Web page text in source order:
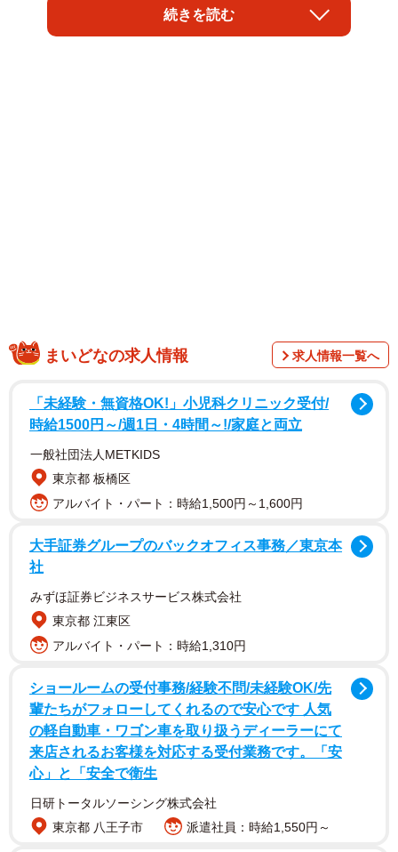
質な事件が起こりました。防犯カメラの映像で犯行現場、
車両、容姿も確認できました。」
「スタッフから『なぜこんな所にテープが貼ってあるんで
しょう？』と報告を受け、監視カメラを確認して犯人を特
定しました。具体的にどんな罪に当たるのかわからなかっ
たのですが、テープを貼る行為に加え、勝手に異性用のト
イレに侵入していますので警察に届けました。これまで近
隣の十数カ所の施設でも同様の被害があったことが判明し
ていますが、被害が周知されるきっかけを作れたことは良
ということだった。
SNSユーザー達から
続きを読む
まいどなの求人情報 求人情報一覧へ
「未経験・無資格OK!」小児科クリニック受付/
時給1500円～/週1日・4時間～!/家庭と両立
一般社団法人METKIDS
東京都 板橋区
アルバイト・パート：時給1,500円～1,600円
大手証券グループのバックオフィス事務／東京本
社
みずほ証券ビジネスサービス株式会社
東京都 江東区
アルバイト・パート：時給1,310円
ショールームの受付事務/経験不問/未経験OK/先
輩たちがフォローしてくれるので安心です 人気
の軽自動車・ワゴン車を取り扱うディーラーにて
来店されるお客様を対応する受付業務です。「安
心」と「安全で衛生
日研トータルソーシング株式会社
東京都 八王子市
派遣社員：時給1,550円～